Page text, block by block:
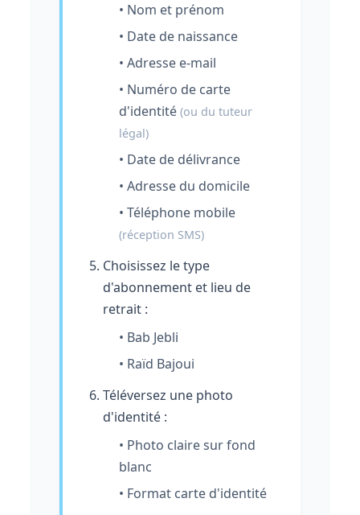
• Nom et prénom
• Date de naissance
• Adresse e-mail
• Numéro de carte
d'identité(ou du tuteur
légal)
• Date de délivrance
• Adresse du domicile
• Téléphone mobile
(réception SMS)
Choisissez le type
d'abonnement et lieu de
retrait :
• Bab Jebli
• Raïd Bajoui
Téléversez une photo
d'identité :
• Photo claire sur fond
blanc
• Format carte d'identité